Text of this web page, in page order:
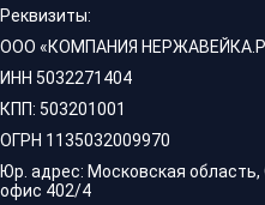
Реквизиты:
ООО «КОМПАНИЯ
ИНН 5032271404
КПП: 503201001
ОГРН 1135032009970
Юр. адрес: Московская
офис 402/4